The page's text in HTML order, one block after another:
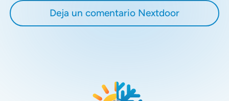
Deja un comentario Nextdoor